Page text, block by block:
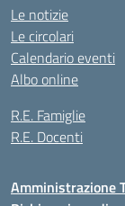
Le notizie
Le circolari
Calendario eventi
Albo online
R.E. Famiglie
R.E. Docenti
Amministrazione